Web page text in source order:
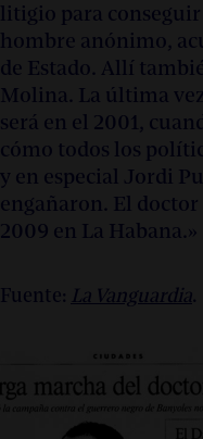
litigio para
hombre anónimo,
de Estado. Allí
Molina. La última
será en el 2001,
cómo todos los
y en especial Jordi
engañaron. El doctor
2009 en La Habana.»
Fuente: La Vanguardia.